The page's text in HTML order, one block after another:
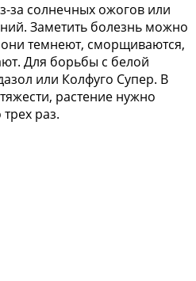
за солнечных ожогов или
Заметить болезнь можно
темнеют, сморщиваются,
Для борьбы с белой
или Колфуго Супер. В
растение нужно
раз.